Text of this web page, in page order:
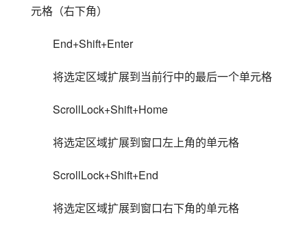
元格（右下角）
End+Shift+Enter
将选定区域扩展到当前行中的最后一个单元格
ScrollLock+Shift+Home
将选定区域扩展到窗口左上角的单元格
ScrollLock+Shift+End
将选定区域扩展到窗口右下角的单元格